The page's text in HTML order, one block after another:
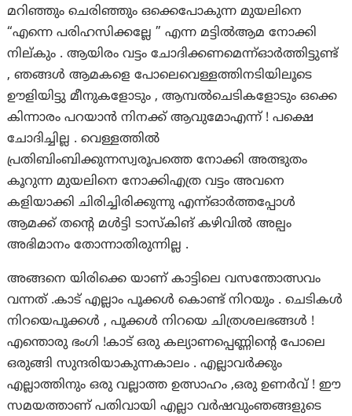
മറിഞ്ഞും ചെരിഞ്ഞും ഒക്കെപോകുന്ന മുയലിനെ
“എന്നെ പരിഹസിക്കല്ലേ ” എന്ന മട്ടിൽആമ നോക്കി
നില്കും . ആയിരം വട്ടം ചോദിക്കണമെന്ന്ഓർത്തിട്ടുണ്ട്
, ഞങ്ങൾ ആമകളെ പോലെവെള്ളത്തിനടിയിലൂടെ
ഊളിയിട്ടു മീനുകളോടും , ആമ്പൽചെടികളോടും ഒക്കെ
കിന്നാരം പറയാൻ നിനക്ക് ആവുമോഎന്ന് ! പക്ഷെ
ചോദിച്ചില്ല . വെള്ളത്തിൽ
പ്രതിബിംബിക്കുന്നസ്വരൂപത്തെ നോക്കി അത്ഭുതം
കൂറുന്ന മുയലിനെ നോക്കിഎത്ര വട്ടം അവനെ
കളിയാക്കി ചിരിച്ചിരിക്കുന്നു എന്ന്ഓർത്തപ്പോൾ
ആമക്ക് തന്റെ മൾട്ടി ടാസ്കിങ് കഴിവിൽ അല്പം
അഭിമാനം തോന്നാതിരുന്നില്ല .
അങ്ങനെ യിരിക്കെ യാണ് കാട്ടിലെ വസന്തോത്സവം
വന്നത് .കാട് എല്ലാം പൂക്കൾ കൊണ്ട് നിറയും . ചെടികൾ
നിറയെപൂക്കൾ , പൂക്കൾ നിറയെ ചിത്രശലഭങ്ങൾ !
എന്തൊരു ഭംഗി !കാട് ഒരു കല്യാണപ്പെണ്ണിന്റെ പോലെ
ഒരുങ്ങി സുന്ദരിയാകുന്നകാലം . എല്ലാവർക്കും
എല്ലാത്തിനും ഒരു വല്ലാത്ത ഉത്സാഹം ,ഒരു ഉണർവ് ! ഈ
സമയത്താണ് പതിവായി എല്ലാ വർഷവുംഞങ്ങളുടെ